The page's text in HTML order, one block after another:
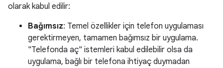
olarak kabul edilir:
Bağımsız: Temel özellikler için telefon uygulaması
gerektirmeyen, tamamen bağımsız bir uygulama.
"Telefonda aç" istemleri kabul edilebilir olsa da
uygulama, bağlı bir telefona ihtiyaç duymadan